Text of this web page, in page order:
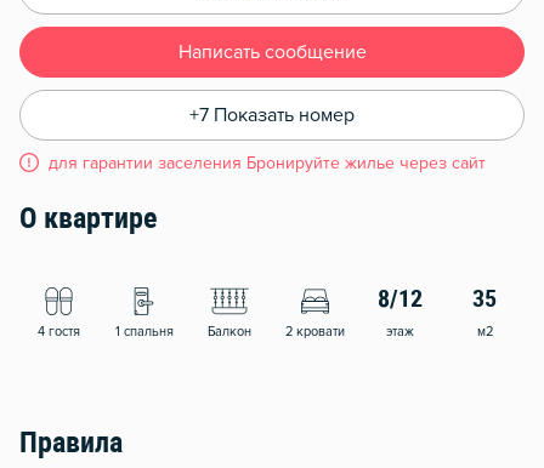
Написать сообщение
+7 Показать номер
для гарантии заселения Бронируйте жилье через сайт
О квартире
4 гостя 1 спальня Балкон 2 кровати
8/12
этаж
35
м2
Правила